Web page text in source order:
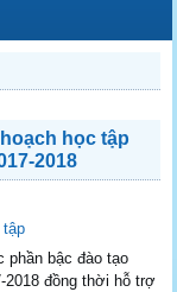
học tập
2018
tập
phần bậc đào tạo
đồng thời hỗ trợ